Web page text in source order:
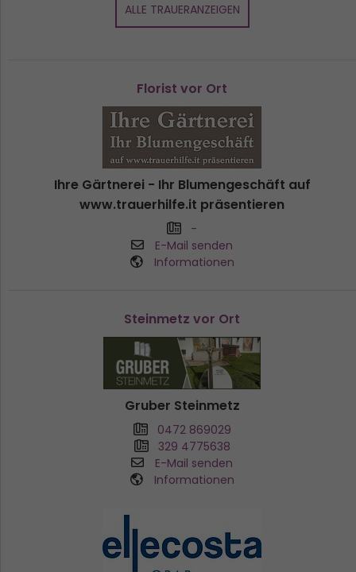
ALLE TRAUERANZEIGEN
Florist vor Ort
Ihre Gärtnerei - Ihr Blumengeschäft auf
www.trauerhilfe.it präsentieren
-
E-Mail senden
Informationen
Steinmetz vor Ort
Gruber Steinmetz
0472 869029
329 4775638
E-Mail senden
Informationen